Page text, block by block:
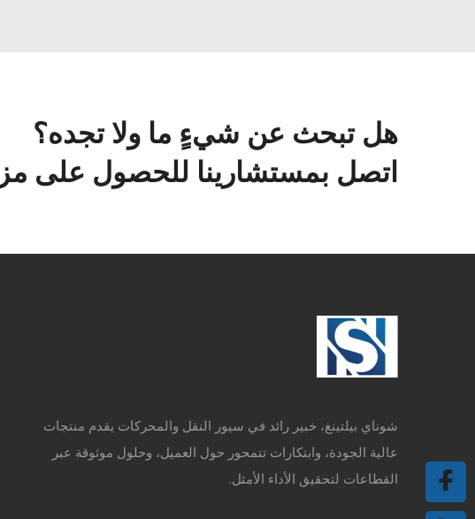
هل تبحث عن شيءٍ ما ولا تجده؟
اتصل بمستشارينا للحصول على
شوناي بيلتينغ، خبير رائد في سيور النقل والمحركات يقدم منتجات
عالية الجودة، وابتكارات تتمحور حول العميل، وحلول موثوقة عبر
القطاعات لتحقيق الأداء الأمثل.